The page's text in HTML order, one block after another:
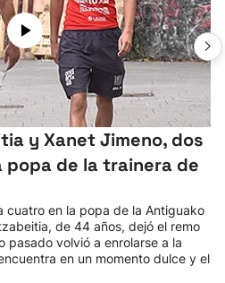
y Xanet Jimeno, dos
popa de la trainera de
cuatro en la popa de la Antiguako
de 44 años, dejó el remo
pasado volvió a enrolarse a la
en un momento dulce y el